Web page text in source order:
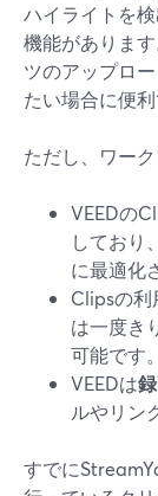
ハイライトを
機能があります
ツのアップロ
たい場合に便利
ただし、ワー
VEEDの
しており
に最適化
Clipsの利
は一度き
可能です。
VEEDは
ルやリン
すでに